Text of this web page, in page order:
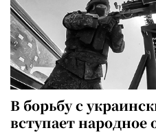
В борьбу с
вступает народное